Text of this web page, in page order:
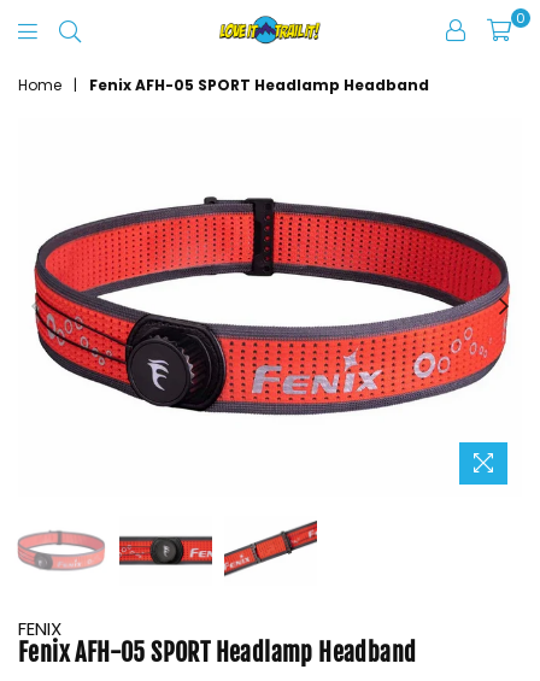
It
0
Home | Fenix AFH-05 SPORT Headlamp Headband
FENIX
Fenix AFH-05 SPORT Headlamp Headband